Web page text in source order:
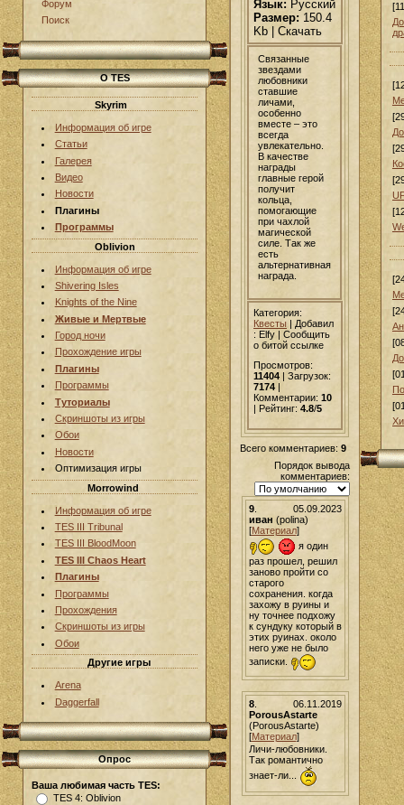
Форум
Поиск
О TES
Skyrim
Информация об игре
Статьи
Галерея
Видео
Новости
Плагины
Программы
Oblivion
Информация об игре
Shivering Isles
Knights of the Nine
Живые и Мертвые
Город ночи
Прохождение игры
Плагины
Программы
Туториалы
Скриншоты из игры
Обои
Новости
Оптимизация игры
Morrowind
Информация об игре
TES III Tribunal
TES III BloodMoon
TES III Chaos Heart
Плагины
Программы
Прохождения
Скриншоты из игры
Обои
Другие игры
Arena
Daggerfall
Опрос
Ваша любимая часть TES:
TES 4: Oblivion
Язык: Русский
Размер: 150.4
Kb | Скачать
Связанные
звездами
любовники
ставшие
личами,
особенно
вместе – это
всегда
увлекательно.
В качестве
награды
главные герой
получит
кольца,
помогающие
при чахлой
магической
силе. Так же
есть
альтернативная
награда.
Категория:
Квесты | Добавил
: Elfy | Сообщить
о битой ссылке
Просмотров:
11404 | Загрузок:
7174
Комментарии: 10
| Рейтинг: 4.8/5
Всего комментариев: 9
Порядок вывода
комментариев:
05.09.2023
9.
иван (polina)
[Материал]
я один
раз прошел, решил
заново пройти со
старого
сохранения. когда
захожу в руины и
ну точнее подхожу
к сундуку который в
этих руинах. около
него уже не было
записки.
06.11.2019
8.
PorousAstarte
(PorousAstarte)
[Материал]
Личи-любовники.
Так романтично
знает-ли...